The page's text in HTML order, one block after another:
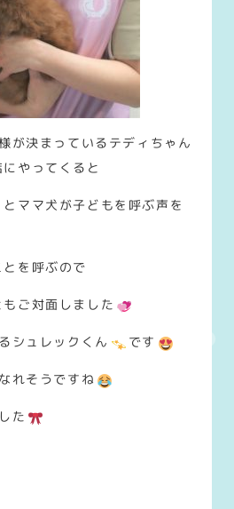
が決まっているテディちゃん
やってくると
とママ犬が子どもを呼ぶ声を
とを呼ぶので
もご対面しました
シュレックくん です
れそうですね
た